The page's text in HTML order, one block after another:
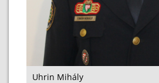
Uhrin Mihály